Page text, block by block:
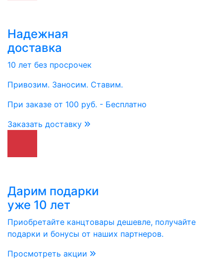
Надежная
доставка
10 лет без просрочек
Привозим. Заносим. Ставим.
При заказе от 100 руб. - Бесплатно
Заказать доставку
Дарим подарки
уже 10 лет
Приобретайте канцтовары дешевле, получайте
подарки и бонусы от наших партнеров.
Просмотреть акции